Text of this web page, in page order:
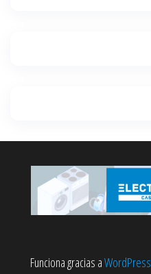
Funciona gracias aWordPress